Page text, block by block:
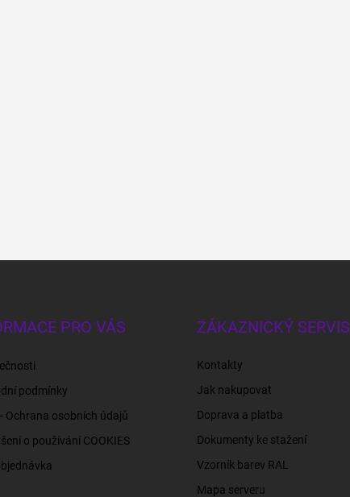
PRO VÁS
podmínky
- Ochrana osobních údajů
o používání COOKIES
ZÁKAZNICKÝ SERVIS
Kontakty
Jak nakupovat
Doprava a platba
Dokumenty ke stažení
Vzorník barev RAL
Mapa serveru